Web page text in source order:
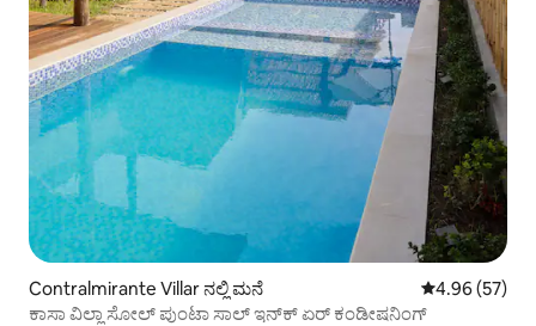
Contralmirante Villar ನಲ್ಲಿ ಮನೆ 5 ರಲ್ಲಿ 4.96
4.96 (57)
ಕಾಸಾ ವಿಲ್ಲಾ ಸೋಲ್ ಪುಂಟಾ ಸಾಲ್ ಇನ್‌ಕ್ ಏರ್ ಕಂಡೀಷನಿಂಗ್